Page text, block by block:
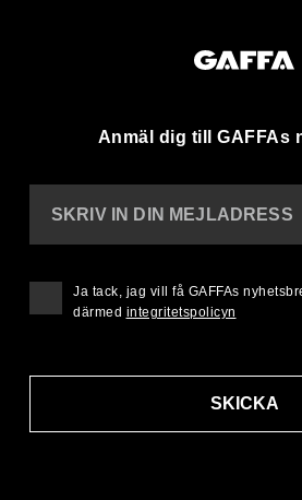
Anmäl dig till GAFFAs
SKRIV IN DIN MEJLADRESS
SKICKA
Ja tack, jag vill få GAFFAs
därmed integritetspolicyn